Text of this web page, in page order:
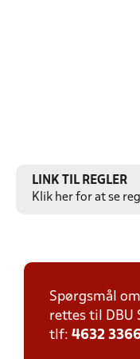
LINK TIL REGLER
Klik her for at se
Spørgsmål
rettes til DBU
tlf: 4632